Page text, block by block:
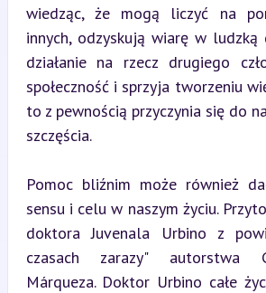
wiedząc, że mogą liczyć na
innych, odzyskują wiarę w ludzką
działanie na rzecz drugiego
społeczność i sprzyja tworzeniu
to z pewnością przyczynia się do
szczęścia.
Pomoc bliźnim może również
sensu i celu w naszym życiu.
doktora Juvenala Urbino z
czasach zarazy" autorstwa
Márqueza. Doktor Urbino całe